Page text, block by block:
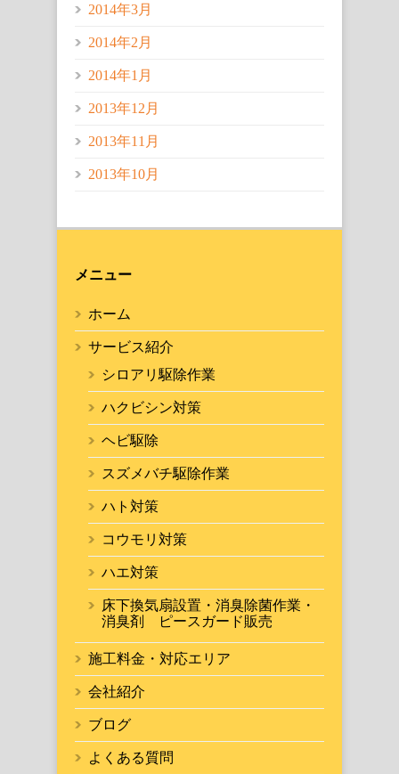
2014年3月
2014年2月
2014年1月
2013年12月
2013年11月
2013年10月
メニュー
ホーム
サービス紹介
シロアリ駆除作業
ハクビシン対策
ヘビ駆除
スズメバチ駆除作業
ハト対策
コウモリ対策
ハエ対策
床下換気扇設置・消臭除菌作業・
消臭剤 ピースガード販売
施工料金・対応エリア
会社紹介
ブログ
よくある質問